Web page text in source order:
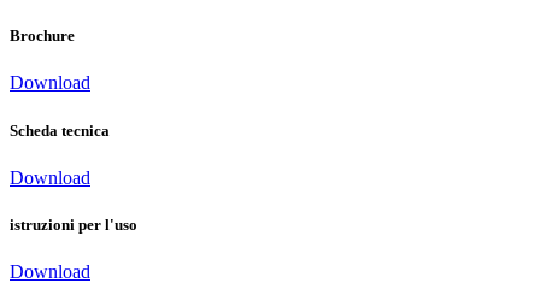
Brochure
Download
Scheda tecnica
Download
istruzioni per l'uso
Download